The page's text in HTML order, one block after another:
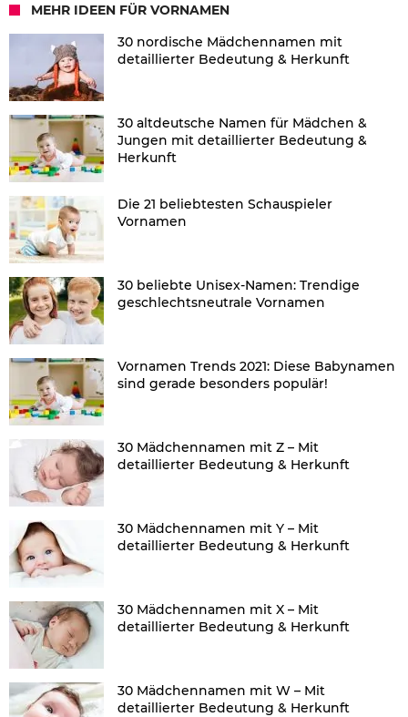
MEHR IDEEN FÜR VORNAMEN
30 nordische Mädchennamen mit
detaillierter Bedeutung & Herkunft
30 altdeutsche Namen für Mädchen &
Jungen mit detaillierter Bedeutung &
Herkunft
Die 21 beliebtesten Schauspieler
Vornamen
30 beliebte Unisex-Namen: Trendige
geschlechtsneutrale Vornamen
Vornamen Trends 2021: Diese Babynamen
sind gerade besonders populär!
30 Mädchennamen mit Z – Mit
detaillierter Bedeutung & Herkunft
30 Mädchennamen mit Y – Mit
detaillierter Bedeutung & Herkunft
30 Mädchennamen mit X – Mit
detaillierter Bedeutung & Herkunft
30 Mädchennamen mit W – Mit
detaillierter Bedeutung & Herkunft